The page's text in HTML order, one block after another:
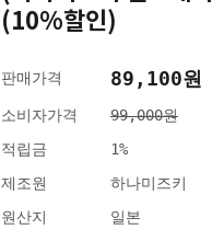
(10%할인)
판매가격 89,100원
소비자가격
99,000원
적립금
1%
제조원
하나미즈키
원산지
일본